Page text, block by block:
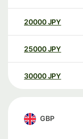
20000 JPY
25000 JPY
30000 JPY
GBP